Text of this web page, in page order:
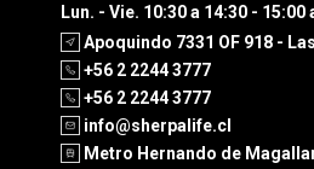
Lun. - Vie. 10:30 a 14:30 - 15:00
Apoquindo 7331 OF 918 -
+56 2 2244 3777
+56 2 2244 3777
info@sherpalife.cl
Metro Hernando de